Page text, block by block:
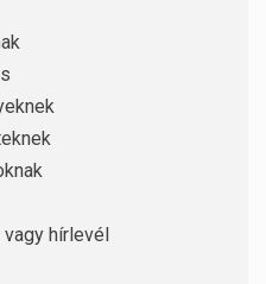
hírlevél